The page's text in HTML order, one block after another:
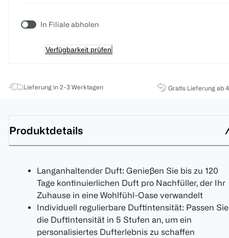
In Filiale abholen
Verfügbarkeit prüfen
Lieferung in 2-3 Werktagen Gratis Lieferung ab
Produktdetails
Langanhaltender Duft: Genießen Sie bis zu 120
Tage kontinuierlichen Duft pro Nachfüller, der Ihr
Zuhause in eine Wohlfühl-Oase verwandelt
Individuell regulierbare Duftintensität: Passen Sie
die Duftintensität in 5 Stufen an, um ein
personalisiertes Dufterlebnis zu schaffen